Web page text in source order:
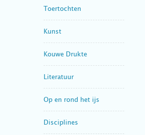
Toertochten
Kunst
Kouwe Drukte
Literatuur
Op en rond het ijs
Disciplines